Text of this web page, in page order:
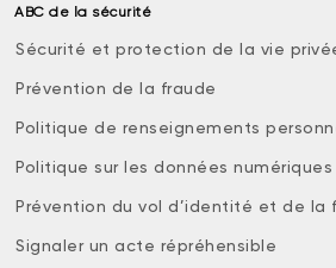
ABC de la sécurité
Sécurité et protection de la vie
Prévention de la fraude
Politique de renseignements
Politique sur les données numériques
Prévention du vol d’identité et de la
Signaler un acte répréhensible